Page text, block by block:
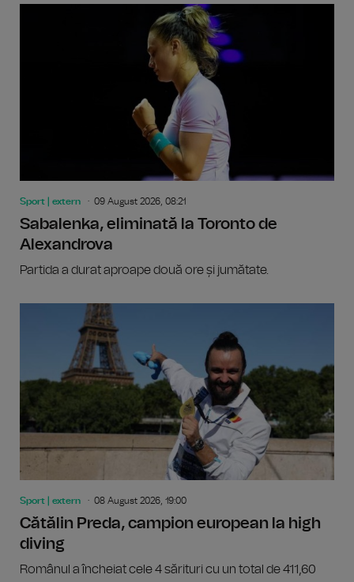
Sport | extern 09 August 2026, 08:21
Sabalenka, eliminată la Toronto de
Alexandrova
Partida a durat aproape două ore și jumătate.
Sport | extern 08 August 2026, 19:00
Cătălin Preda, campion european la high
diving
Românul a încheiat cele 4 sărituri cu un total de 411,60